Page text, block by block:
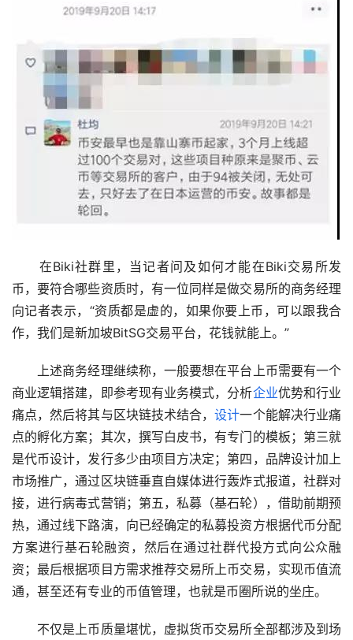
在Biki社群里，当记者问及如何才能在Biki交易所发
币，要符合哪些资质时，有一位同样是做交易所的商务经理
向记者表示，“资质都是虚的，如果你要上币，可以跟我合
作，我们是新加坡BitSG交易平台，花钱就能上。”
上述商务经理继续称，一般要想在平台上币需要有一个
商业逻辑搭建，即参考现有业务模式，分析企业优势和行业
痛点，然后将其与区块链技术结合，设计一个能解决行业痛
点的孵化方案；其次，撰写白皮书，有专门的模板；第三就
是代币设计，发行多少由项目方决定；第四，品牌设计加上
市场推广，通过区块链垂直自媒体进行轰炸式报道，社群对
接，进行病毒式营销；第五，私募（基石轮），借助前期预
热，通过线下路演，向已经确定的私募投资方根据代币分配
方案进行基石轮融资，然后在通过社群代投方式向公众融
资；最后根据项目方需求推荐交易所上币交易，实现币值流
通，甚至还有专业的币值管理，也就是币圈所说的坐庄。
不仅是上币质量堪忧，虚拟货币交易所全部都涉及到场